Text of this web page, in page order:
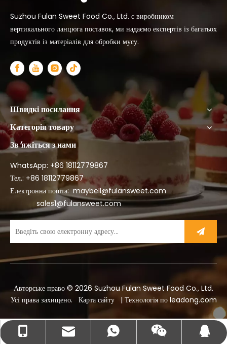
Suzhou Fulan Sweet Food Co., Ltd. є виробником
вертикального ланцюга поставок, ми надаємо експертів із багатьох
продуктів із матеріалів для обробки мусу.
Швидкі посилання
Категорія товару
Зв'яжіться з нами
WhatsApp: +86 18112779867
Тел.: +86 18112779867
Електронна пошта:maybell@fulansweet.com
sales1@fulansweet.com
Авторське право © 2026 Suzhou Fulan Sweet Food Co., Ltd.
Усі права захищено. Карта сайту | Технологія по leadong.com
+86 18112779867
maybell@fulansweet.com
+86- 18112779867
576224150